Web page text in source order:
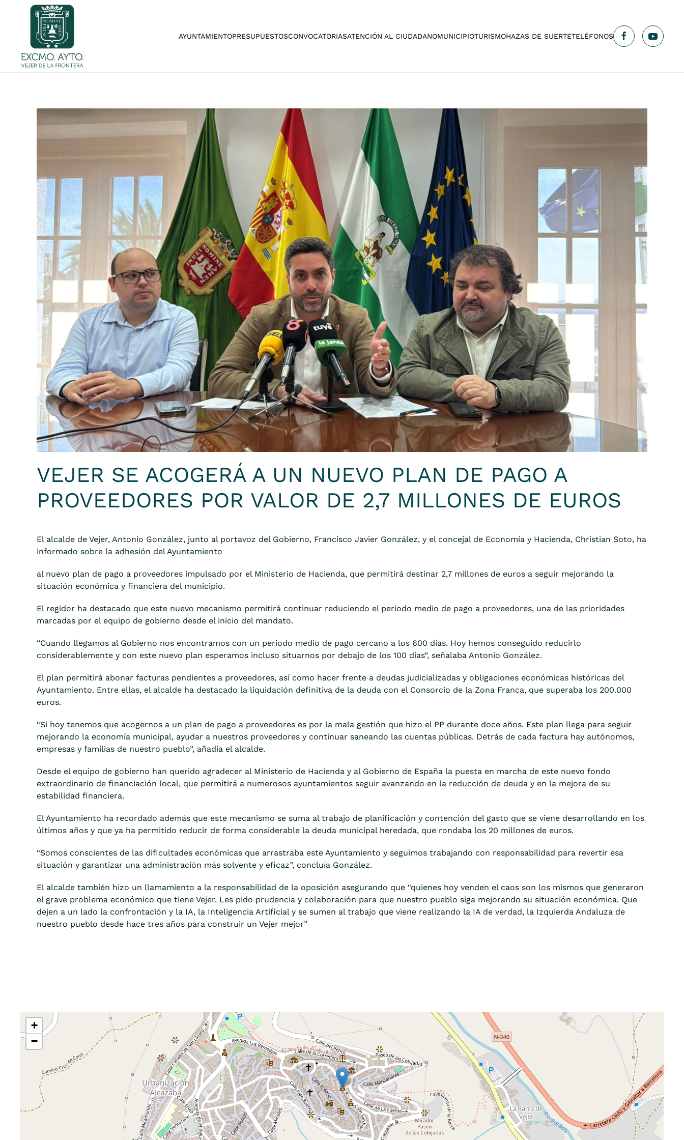
Skip to main content
AYUNTAMIENTOPRESUPUESTOSCONVOCATORIASATENCIÓN AL CIUDADANOMUNICIPIOTURISMOHAZAS DE SUERTETELÉFONOS
VEJER SE ACOGERÁ A UN NUEVO PLAN DE PAGO A
PROVEEDORES POR VALOR DE 2,7 MILLONES DE EUROS
El alcalde de Vejer, Antonio González, junto al portavoz del Gobierno, Francisco Javier González, y el concejal de Economía y Hacienda, Christian Soto, ha
informado sobre la adhesión del Ayuntamiento
al nuevo plan de pago a proveedores impulsado por el Ministerio de Hacienda, que permitirá destinar 2,7 millones de euros a seguir mejorando la
situación económica y financiera del municipio.
El regidor ha destacado que este nuevo mecanismo permitirá continuar reduciendo el periodo medio de pago a proveedores, una de las prioridades
marcadas por el equipo de gobierno desde el inicio del mandato.
“Cuando llegamos al Gobierno nos encontramos con un periodo medio de pago cercano a los 600 días. Hoy hemos conseguido reducirlo
considerablemente y con este nuevo plan esperamos incluso situarnos por debajo de los 100 días”, señalaba Antonio González.
El plan permitirá abonar facturas pendientes a proveedores, así como hacer frente a deudas judicializadas y obligaciones económicas históricas del
Ayuntamiento. Entre ellas, el alcalde ha destacado la liquidación definitiva de la deuda con el Consorcio de la Zona Franca, que superaba los 200.000
euros.
“Si hoy tenemos que acogernos a un plan de pago a proveedores es por la mala gestión que hizo el PP durante doce años. Este plan llega para seguir
mejorando la economía municipal, ayudar a nuestros proveedores y continuar saneando las cuentas públicas. Detrás de cada factura hay autónomos,
empresas y familias de nuestro pueblo”, añadía el alcalde.
Desde el equipo de gobierno han querido agradecer al Ministerio de Hacienda y al Gobierno de España la puesta en marcha de este nuevo fondo
extraordinario de financiación local, que permitirá a numerosos ayuntamientos seguir avanzando en la reducción de deuda y en la mejora de su
estabilidad financiera.
El Ayuntamiento ha recordado además que este mecanismo se suma al trabajo de planificación y contención del gasto que se viene desarrollando en los
últimos años y que ya ha permitido reducir de forma considerable la deuda municipal heredada, que rondaba los 20 millones de euros.
“Somos conscientes de las dificultades económicas que arrastraba este Ayuntamiento y seguimos trabajando con responsabilidad para revertir esa
situación y garantizar una administración más solvente y eficaz”, concluía González.
El alcalde también hizo un llamamiento a la responsabilidad de la oposición asegurando que “quienes hoy venden el caos son los mismos que generaron
el grave problema económico que tiene Vejer. Les pido prudencia y colaboración para que nuestro pueblo siga mejorando su situación económica. Que
dejen a un lado la confrontación y la IA, la Inteligencia Artificial y se sumen al trabajo que viene realizando la IA de verdad, la Izquierda Andaluza de
nuestro pueblo desde hace tres años para construir un Vejer mejor”
+
−